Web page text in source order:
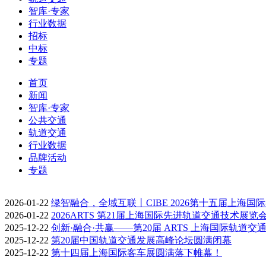
智库·专家
行业数据
招标
中标
专题
首页
新闻
智库·专家
公共交通
轨道交通
行业数据
品牌活动
专题
2026-01-22 绿智融合，全域互联丨CIBE 2026第十五届上海国
2026-01-22 2026ARTS 第21届上海国际先进轨道交通技术展览
2025-12-22 创新·融合·共赢——第20届 ARTS 上海国际轨道交
2025-12-22 第20届中国轨道交通发展高峰论坛圆满闭幕
2025-12-22 第十四届上海国际客车展圆满落下帷幕！